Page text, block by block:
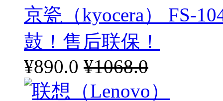
京瓷（kyocera） FS-
鼓！售后联保！
¥890.0 ¥1068.0